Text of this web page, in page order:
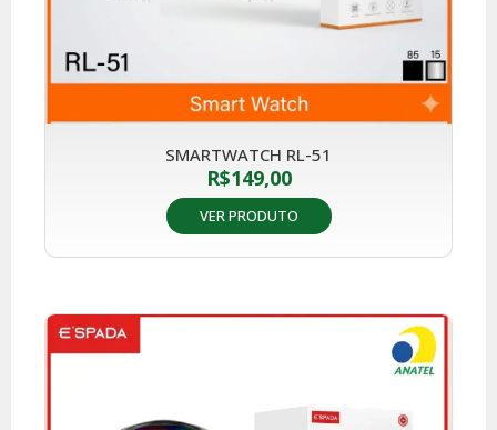
SMARTWATCH RL-51
R$149,00
VER PRODUTO